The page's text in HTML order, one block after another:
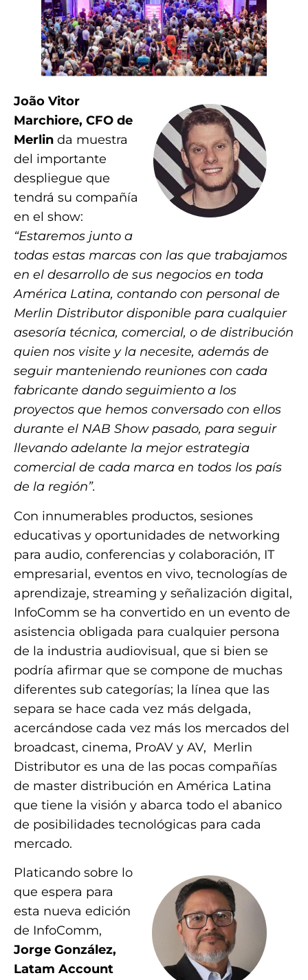
João Vitor
Marchiore, CFO de
Merlin da muestra
del importante
despliegue que
tendrá su compañía
en el show:
“Estaremos junto a
todas estas marcas con las que trabajamos
en el desarrollo de sus negocios en toda
América Latina, contando con personal de
Merlin Distributor disponible para cualquier
asesoría técnica, comercial, o de distribución
quien nos visite y la necesite, además de
seguir manteniendo reuniones con cada
fabricante dando seguimiento a los
proyectos que hemos conversado con ellos
durante el NAB Show pasado, para seguir
llevando adelante la mejor estrategia
comercial de cada marca en todos los país
de la región”.
Con innumerables productos, sesiones
educativas y oportunidades de networking
para audio, conferencias y colaboración, IT
empresarial, eventos en vivo, tecnologías de
aprendizaje, streaming y señalización digital,
InfoComm se ha convertido en un evento de
asistencia obligada para cualquier persona
de la industria audiovisual, que si bien se
podría afirmar que se compone de muchas
diferentes sub categorías; la línea que las
separa se hace cada vez más delgada,
acercándose cada vez más los mercados del
broadcast, cinema, ProAV y AV, Merlin
Distributor es una de las pocas compañías
de master distribución en América Latina
que tiene la visión y abarca todo el abanico
de posibilidades tecnológicas para cada
mercado.
Platicando sobre lo
que espera para
esta nueva edición
de InfoComm,
Jorge González,
Latam Account